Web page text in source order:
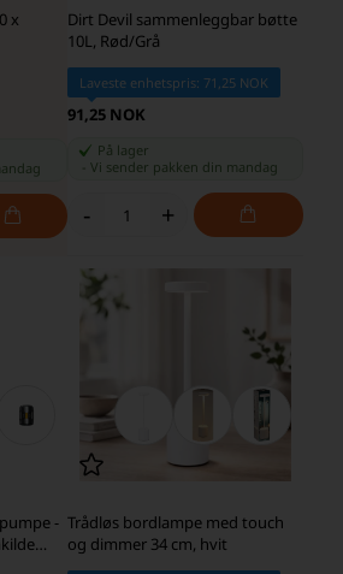
x
Dirt Devil sammenleggbar bøtte
10L, Rød/Grå
Laveste enhetspris: 71,25 NOK
91,25 NOK
På lager
Vi sender pakken din mandag
- +
- Trådløs bordlampe med touch
og dimmer 34 cm, hvit